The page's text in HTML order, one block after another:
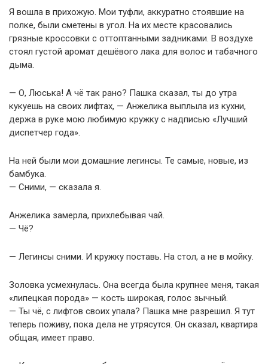
Я вошла в прихожую. Мои туфли, аккуратно стоявшие на
полке, были сметены в угол. На их месте красовались
грязные кроссовки с оттоптанными задниками. В воздухе
стоял густой аромат дешёвого лака для волос и табачного
дыма.
— О, Люська! А чё так рано? Пашка сказал, ты до утра
кукуешь на своих лифтах, — Анжелика выплыла из кухни,
держа в руке мою любимую кружку с надписью «Лучший
диспетчер года».
На ней были мои домашние легинсы. Те самые, новые, из
бамбука.
— Сними, — сказала я.
Анжелика замерла, прихлебывая чай.
— Чё?
— Легинсы сними. И кружку поставь. На стол, а не в мойку.
Золовка усмехнулась. Она всегда была крупнее меня, такая
«липецкая порода» — кость широкая, голос зычный.
— Ты чё, с лифтов своих упала? Пашка мне разрешил. Я тут
теперь поживу, пока дела не утрясутся. Он сказал, квартира
общая, имеет право.